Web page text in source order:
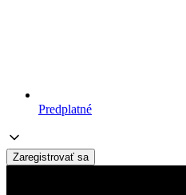
Predplatné
Zaregistrovať sa